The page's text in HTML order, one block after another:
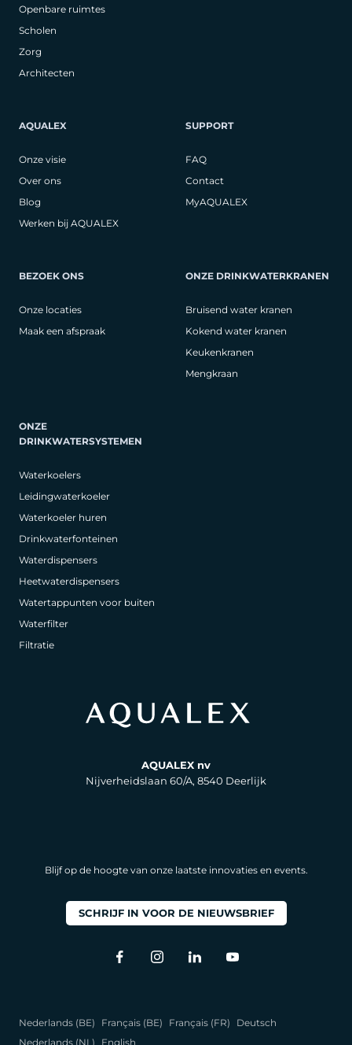
Openbare ruimtes
Scholen
Zorg
Architecten
AQUALEX
Onze visie
Over ons
Blog
Werken bij AQUALEX
SUPPORT
FAQ
Contact
MyAQUALEX
BEZOEK ONS
Onze locaties
Maak een afspraak
ONZE DRINKWATERKRANEN
Bruisend water kranen
Kokend water kranen
Keukenkranen
Mengkraan
ONZE
DRINKWATERSYSTEMEN
Waterkoelers
Leidingwaterkoeler
Waterkoeler huren
Drinkwaterfonteinen
Waterdispensers
Heetwaterdispensers
Watertappunten voor buiten
Waterfilter
Filtratie
AQUALEX nv
Nijverheidslaan 60/A, 8540 Deerlijk
Blijf op de hoogte van onze laatste innovaties en events.
SCHRIJF IN VOOR DE NIEUWSBRIEF
Nederlands (BE) Français (BE) Français (FR)
Deutsch
Nederlands (NL)
English